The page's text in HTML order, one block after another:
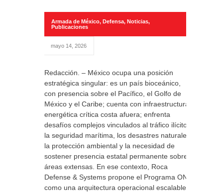
Armada de México, Defensa, Noticias,
Publicaciones
mayo 14, 2026
Redacción. – México ocupa una posición
estratégica singular: es un país bioceánico,
con presencia sobre el Pacífico, el Golfo de
México y el Caribe; cuenta con infraestructura
energética crítica costa afuera; enfrenta
desafíos complejos vinculados al tráfico ilícito,
la seguridad marítima, los desastres naturales,
la protección ambiental y la necesidad de
sostener presencia estatal permanente sobre
áreas extensas. En ese contexto, Roca
Defense & Systems propone el Programa ONA
como una arquitectura operacional escalable